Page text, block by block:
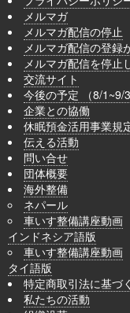
メルマガ
メルマガ配信の停止
メルマガ配信の登録
メルマガ配信を停止
交流サイト
今後の予定 （8/1~9/
企業との協働
休眠預金活用事業規
伝える活動
問い合せ
団体概要
海外整備
ネパール
車いす整備講座動画
インドネシア語版
車いす整備講座動画
タイ語版
特定商取引法に基づ
私たちの活動